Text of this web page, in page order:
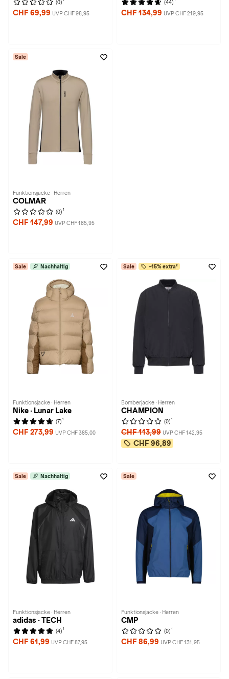
(0)
CHF 69,99 UVP CHF 98,95
(44)
CHF 134,99 UVP CHF 219,95
Sale
Funktionsjacke · Herren
COLMAR
(0) 1
CHF 147,99 UVP CHF 185,95
Sale Nachhaltig
Funktionsjacke · Herren
Nike · Lunar Lake
(7) 1
CHF 273,99 UVP CHF 385,00
Sale -15% extra²
Bomberjacke · Herren
CHAMPION
(0) 1
CHF 113,99 UVP CHF 142,95
CHF 96,89
Sale Nachhaltig
Funktionsjacke · Herren
adidas · TECH
(4) 1
CHF 61,99 UVP CHF 87,95
Sale
Funktionsjacke · Herren
CMP
(0) 1
CHF 86,99 UVP CHF 131,95